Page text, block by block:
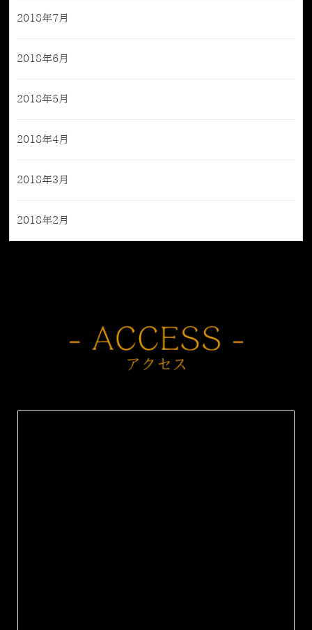
2018年7月
2018年6月
2018年5月
2018年4月
2018年3月
2018年2月